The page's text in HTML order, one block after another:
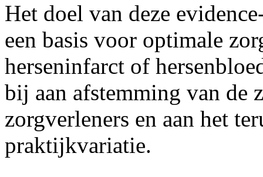
Het doel van deze
een basis voor optimale
herseninfarct of
bij aan afstemming van de
zorgverleners en aan het
praktijkvariatie.